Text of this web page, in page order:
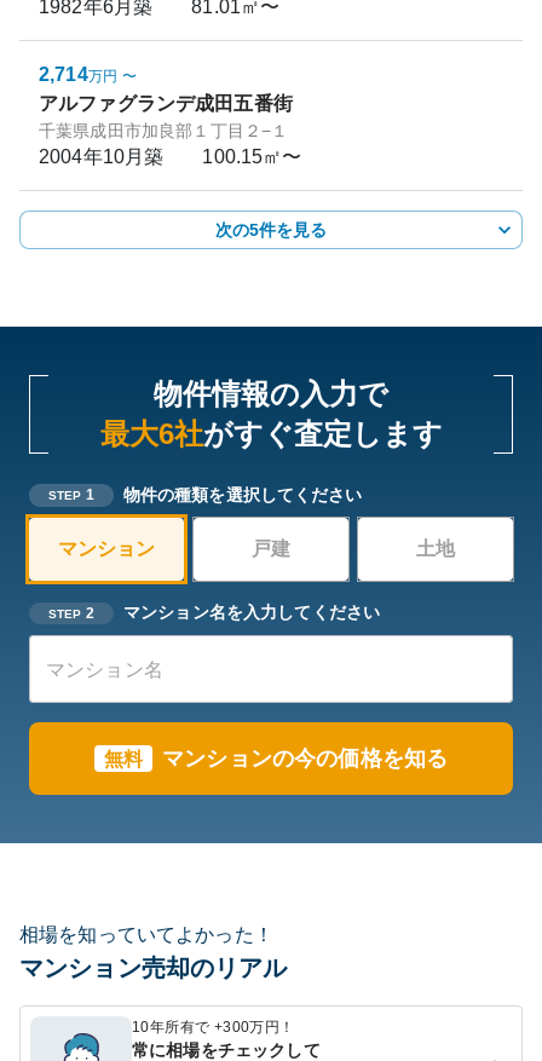
1982年6月築 81.01㎡〜
2,714万円 〜
アルファグランデ成田五番街
千葉県成田市加良部１丁目２−１
2004年10月築 100.15㎡〜
次の5件を見る
物件情報の入力で
最大6社がすぐ査定します
STEP 1 物件の種類を選択してください
マンション 戸建 土地
STEP 2 マンション名を入力してください
無料 マンションの今の価格を知る
相場を知っていてよかった！
マンション売却のリアル
10年所有で +300万円！
常に相場をチェックして